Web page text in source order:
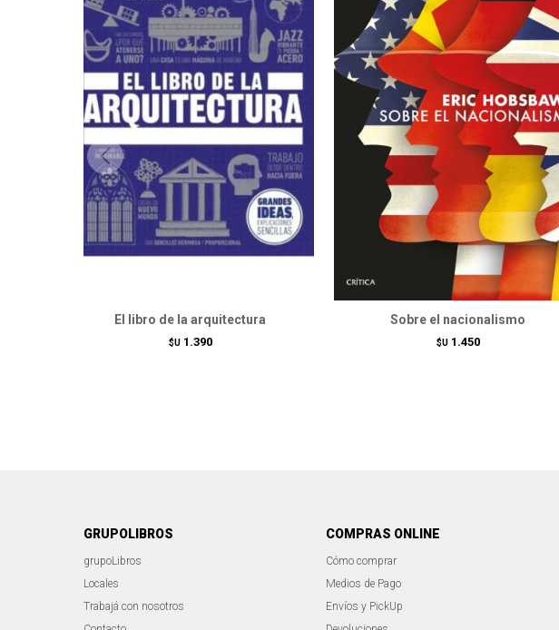
El libro de la arquitectura
$U 1.390
Sobre el nacionalismo
$U 1.450
GRUPOLIBROS
grupoLibros
Locales
Trabajá con nosotros
COMPRAS ONLINE
Cómo comprar
Medios de Pago
Envíos y PickUp